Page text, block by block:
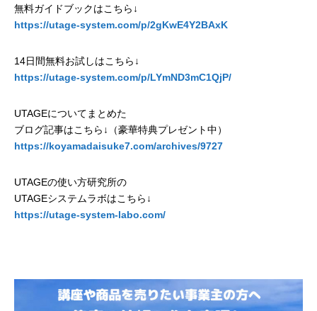
無料ガイドブックはこちら↓
https://utage-system.com/p/2gKwE4Y2BAxK
14日間無料お試しはこちら↓
https://utage-system.com/p/LYmND3mC1QjP/
UTAGEについてまとめた
ブログ記事はこちら↓（豪華特典プレゼント中）
https://koyamadaisuke7.com/archives/9727
UTAGEの使い方研究所の
UTAGEシステムラボはこちら↓
https://utage-system-labo.com/